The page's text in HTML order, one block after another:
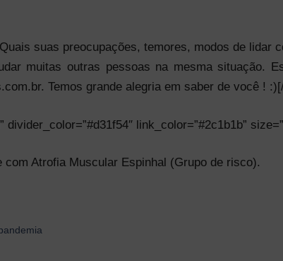
suas preocupações, temores, modos de lidar
muitas outras pessoas na mesma situação.
Temos grande alegria em saber de você !
link_color=”#2c1b1b”
Atrofia Muscular Espinhal (Grupo de risco).